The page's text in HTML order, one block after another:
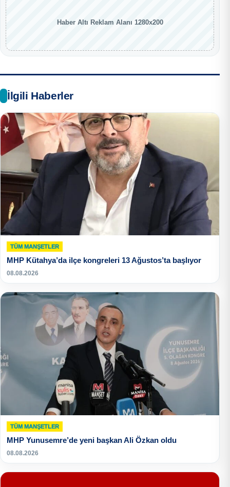
Haber Altı Reklam Alanı 1280x200
İlgili Haberler
TÜM MANŞETLER
MHP Kütahya’da ilçe kongreleri 13 Ağustos’ta başlıyor
08.08.2026
TÜM MANŞETLER
MHP Yunusemre’de yeni başkan Ali Özkan oldu
08.08.2026